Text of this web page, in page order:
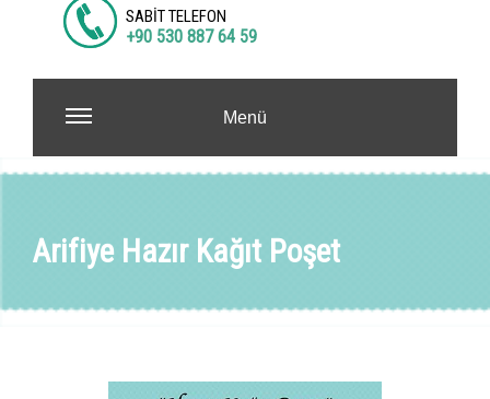
SABİT TELEFON
+90 530 887 64 59
Menü
Arifiye Hazır Kağıt Poşet